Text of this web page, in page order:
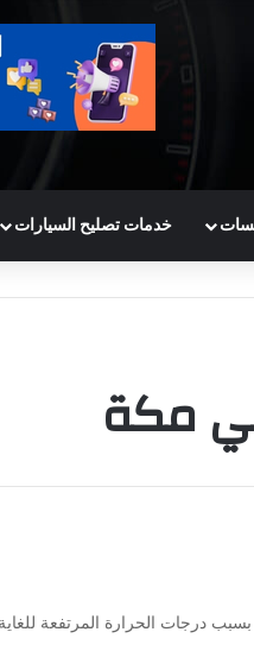
خدمات تصليح السيارات
مكة
درجات الحرارة المرتفعة للغاية